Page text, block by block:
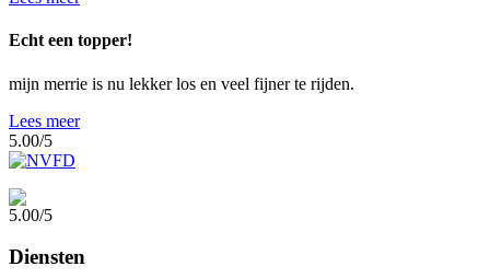
Echt een topper!
mijn merrie is nu lekker los en veel fijner te rijden.
Lees meer
5.00/5
5.00/5
Diensten